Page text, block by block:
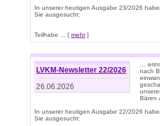
In unserer heutigen Ausgabe 23/2026
Sie ausgesucht:
Teilhabe ... [ mehr]
LVKM-Newsletter 22/2026
26.06.2026
…
nach
Bären
In unserer heutigen Ausgabe 22/2026
Sie ausgesucht: